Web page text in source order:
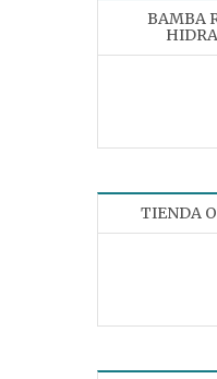
BAMBA
TIENDA